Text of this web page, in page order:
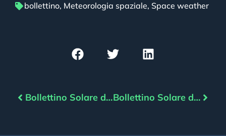
bollettino, Meteorologia spaziale, Space weather
Bollettino Solare del 14/06/2023 Bollettino Solare del 16/06/2023